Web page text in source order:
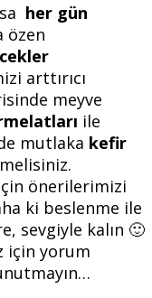
her gün
özen
arttırıcı
meyve
ile
mutlaka kefir
önerilerimizi
ki beslenme ile
sevgiyle kalın 🙂
için yorum